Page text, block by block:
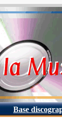
Base